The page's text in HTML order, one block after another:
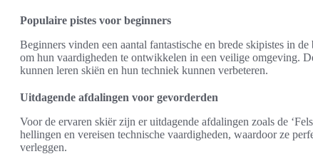
Populaire pistes voor beginners
Beginners vinden een aantal fantastische en brede skipistes in
om hun vaardigheden te ontwikkelen in een veilige omgeving.
kunnen leren skiën en hun techniek kunnen verbeteren.
Uitdagende afdalingen voor gevorderden
Voor de ervaren skiër zijn er uitdagende afdalingen zoals de
hellingen en vereisen technische vaardigheden, waardoor ze
verleggen.